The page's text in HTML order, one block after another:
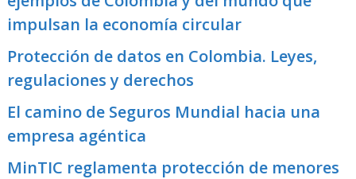
impulsan la economía circular
Protección de datos en Colombia. Leyes,
regulaciones y derechos
El camino de Seguros Mundial hacia una
empresa agéntica
MinTIC reglamenta protección de menores